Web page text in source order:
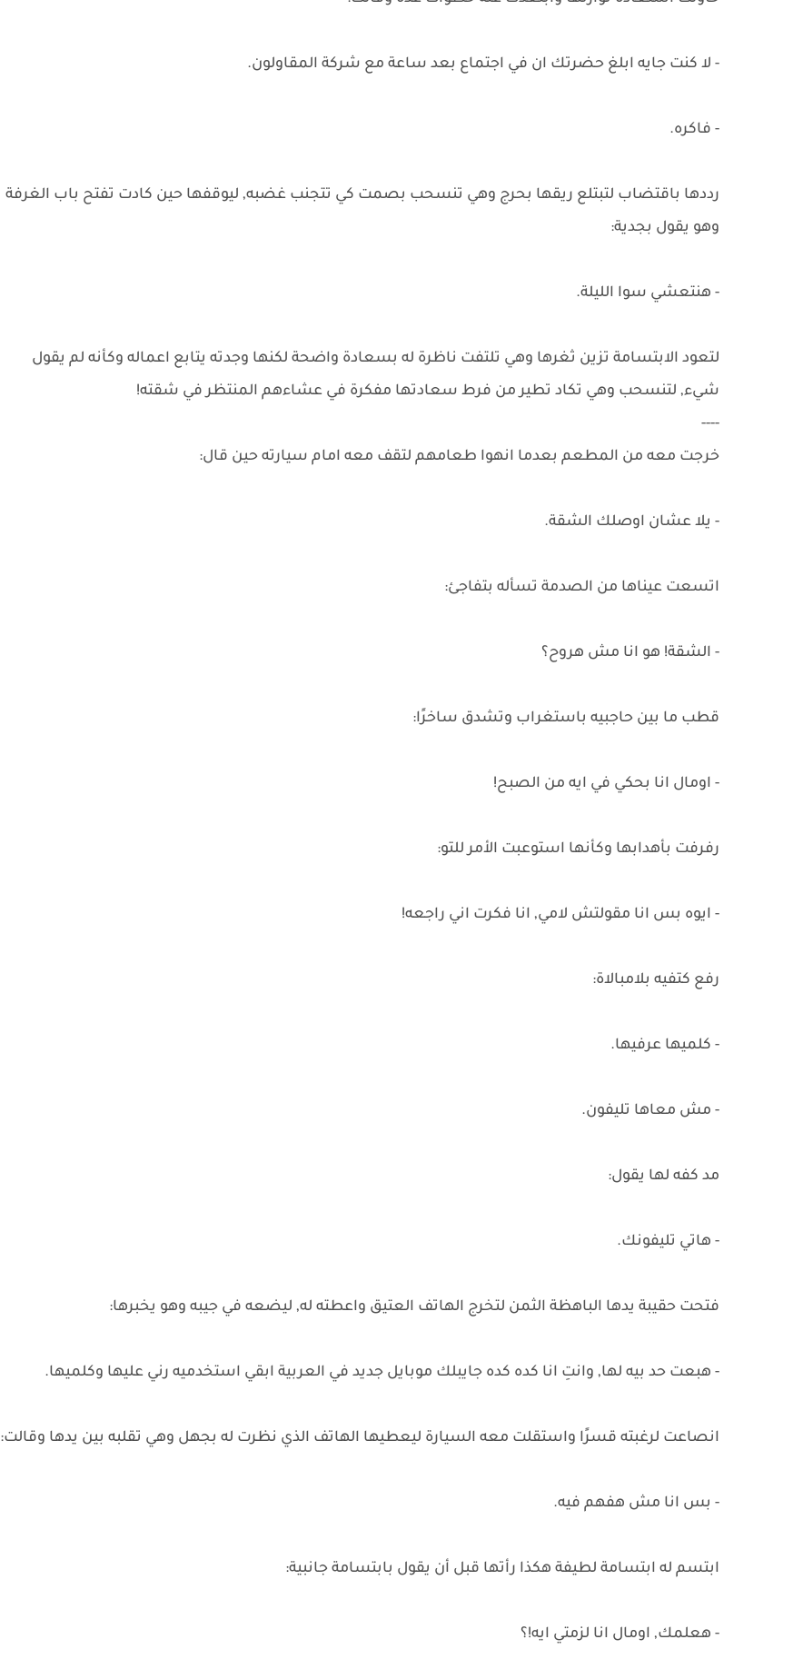
- لا كنت جايه ابلغ حضرتك ان في اجتماع بعد ساعة مع شركة المقاولون.
- فاكره.
رددها باقتضاب لتبتلع ريقها بحرج وهي تنسحب بصمت كي تتجنب غضبه, ليوقفها حين كادت تفتح باب الغرفة
وهو يقول بجدية:
- هنتعشي سوا الليلة.
لتعود الابتسامة تزين ثغرها وهي تلتفت ناظرة له بسعادة واضحة لكنها وجدته يتابع اعماله وكأنه لم يقول
شيء, لتنسحب وهي تكاد تطير من فرط سعادتها مفكرة في عشاءهم المنتظر في شقته!
----
خرجت معه من المطعم بعدما انهوا طعامهم لتقف معه امام سيارته حين قال:
- يلا عشان اوصلك الشقة.
اتسعت عيناها من الصدمة تسأله بتفاجئ:
- الشقة! هو انا مش هروح؟
قطب ما بين حاجبيه باستغراب وتشدق ساخرًا:
- اومال انا بحكي في ايه من الصبح!
رفرفت بأهدابها وكأنها استوعبت الأمر للتو:
- ايوه بس انا مقولتش لامي, انا فكرت اني راجعه!
رفع كتفيه بلامبالاة:
- كلميها عرفيها.
- مش معاها تليفون.
مد كفه لها يقول:
- هاتي تليفونك.
فتحت حقيبة يدها الباهظة الثمن لتخرج الهاتف العتيق واعطته له, ليضعه في جيبه وهو يخبرها:
- هبعت حد بيه لها, وانتِ انا كده كده جايبلك موبايل جديد في العربية ابقي استخدميه رني عليها وكلميها.
انصاعت لرغبته قسرًا واستقلت معه السيارة ليعطيها الهاتف الذي نظرت له بجهل وهي تقلبه بين يدها وقالت:
- بس انا مش هفهم فيه.
ابتسم له ابتسامة لطيفة هكذا رأتها قبل أن يقول بابتسامة جانبية:
- هعلمك, اومال انا لزمتي ايه!؟